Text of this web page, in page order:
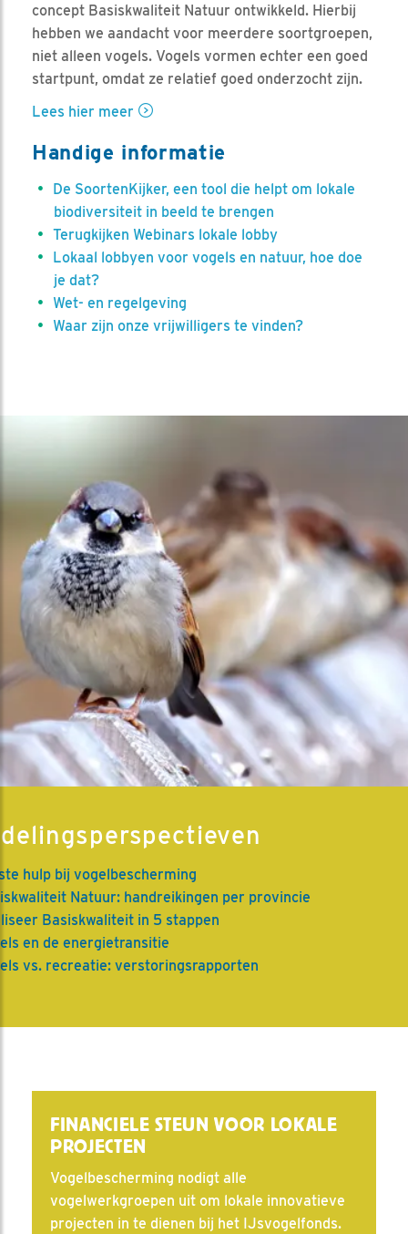
concept Basiskwaliteit Natuur ontwikkeld. Hierbij
hebben we aandacht voor meerdere soortgroepen,
niet alleen vogels. Vogels vormen echter een goed
startpunt, omdat ze relatief goed onderzocht zijn.
Lees hier meer
Handige informatie
De SoortenKijker, een tool die helpt om lokale
biodiversiteit in beeld te brengen
Terugkijken Webinars lokale lobby
Lokaal lobbyen voor vogels en natuur, hoe doe
je dat?
Wet- en regelgeving
Waar zijn onze vrijwilligers te vinden?
hulp bij vogelbescherming
Natuur: handreikingen per provincie
Basiskwaliteit in 5 stappen
en de energietransitie
vs. recreatie: verstoringsrapporten
FINANCIELE STEUN VOOR LOKALE
PROJECTEN
Vogelbescherming nodigt alle
vogelwerkgroepen uit om lokale innovatieve
projecten in te dienen bij het IJsvogelfonds.